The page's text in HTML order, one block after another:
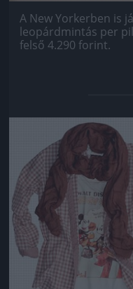
A New Yorkerben is
leopárdmintás per
felső 4.290 forint.